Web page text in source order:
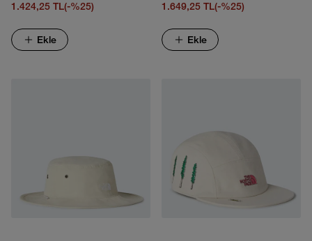
1.424,25 TL(-%25)
Ekle
1.649,25 TL(-%25)
Ekle